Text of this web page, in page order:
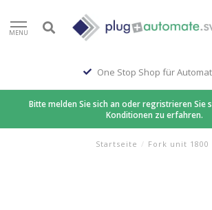
MENU
One Stop Shop für
Bitte melden Sie sich an oder regristrieren Sie
Konditionen zu erfahren.
Startseite / Fork unit 1800